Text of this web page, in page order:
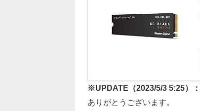
※UPDATE（2023/5/3 5:25）：
ありがとうございます。